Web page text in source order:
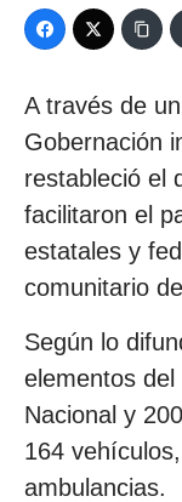
A través de
Gobernación
restableció el
facilitaron el
estatales y
comunitario
Según lo
elementos
Nacional y
164
ambulancias.